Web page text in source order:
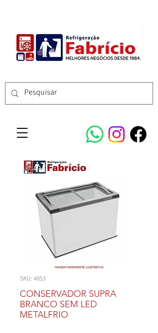
SKU: 4853
CONSERVADOR SUPRA
BRANCO SEM LED
METALFRIO